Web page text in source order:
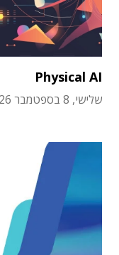
Physical AI
שלישי, 8 בספטמבר 2026